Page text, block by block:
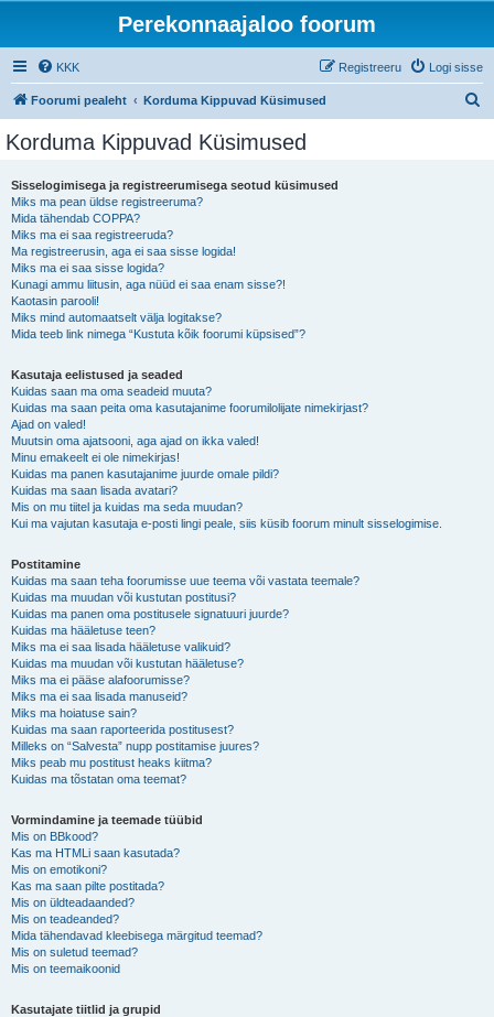
Perekonnaajaloo foorum
KKK Logi sisse
Registreeru
Foorumi pealeht Korduma Kippuvad Küsimused
Korduma Kippuvad Küsimused
Sisselogimisega ja registreerumisega seotud küsimused
Miks ma pean üldse registreeruma?
Mida tähendab COPPA?
Miks ma ei saa registreeruda?
Ma registreerusin, aga ei saa sisse logida!
Miks ma ei saa sisse logida?
Kunagi ammu liitusin, aga nüüd ei saa enam sisse?!
Kaotasin parooli!
Miks mind automaatselt välja logitakse?
Mida teeb link nimega “Kustuta kõik foorumi küpsised”?
Kasutaja eelistused ja seaded
Kuidas saan ma oma seadeid muuta?
Kuidas ma saan peita oma kasutajanime foorumilolijate nimekirjast?
Ajad on valed!
Muutsin oma ajatsooni, aga ajad on ikka valed!
Minu emakeelt ei ole nimekirjas!
Kuidas ma panen kasutajanime juurde omale pildi?
Kuidas ma saan lisada avatari?
Mis on mu tiitel ja kuidas ma seda muudan?
Kui ma vajutan kasutaja e-posti lingi peale, siis küsib foorum minult sisselogimise.
Postitamine
Kuidas ma saan teha foorumisse uue teema või vastata teemale?
Kuidas ma muudan või kustutan postitusi?
Kuidas ma panen oma postitusele signatuuri juurde?
Kuidas ma hääletuse teen?
Miks ma ei saa lisada hääletuse valikuid?
Kuidas ma muudan või kustutan hääletuse?
Miks ma ei pääse alafoorumisse?
Miks ma ei saa lisada manuseid?
Miks ma hoiatuse sain?
Kuidas ma saan raporteerida postitusest?
Milleks on “Salvesta” nupp postitamise juures?
Miks peab mu postitust heaks kiitma?
Kuidas ma tõstatan oma teemat?
Vormindamine ja teemade tüübid
Mis on BBkood?
Kas ma HTMLi saan kasutada?
Mis on emotikoni?
Kas ma saan pilte postitada?
Mis on üldteadaanded?
Mis on teadeanded?
Mida tähendavad kleebisega märgitud teemad?
Mis on suletud teemad?
Mis on teemaikoonid
Kasutajate tiitlid ja grupid